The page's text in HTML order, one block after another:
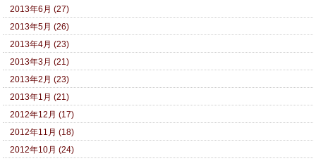
2013年6月 (27)
2013年5月 (26)
2013年4月 (23)
2013年3月 (21)
2013年2月 (23)
2013年1月 (21)
2012年12月 (17)
2012年11月 (18)
2012年10月 (24)